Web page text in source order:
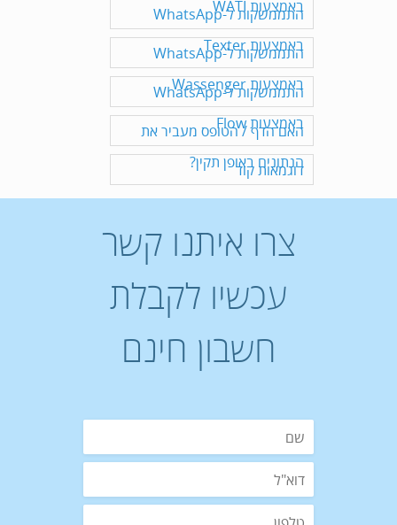
באמצעות WATI
התממשקות ל-WhatsApp
באמצעות Texter
התממשקות ל-WhatsApp
באמצעות Wassenger
התממשקות ל-WhatsApp
באמצעות Flow
האם הדף / הטופס מעביר את
הנתונים באופן תקין?
דוגמאות קוד
צרו איתנו קשר
עכשיו לקבלת
חשבון חינם